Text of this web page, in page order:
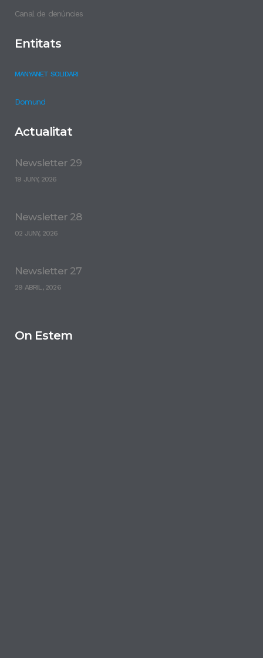
Canal de denúncies
Entitats
MANYANET SOLIDARI
Domund
Actualitat
Newsletter 29
19 JUNY, 2026
Newsletter 28
02 JUNY, 2026
Newsletter 27
29 ABRIL, 2026
On Estem